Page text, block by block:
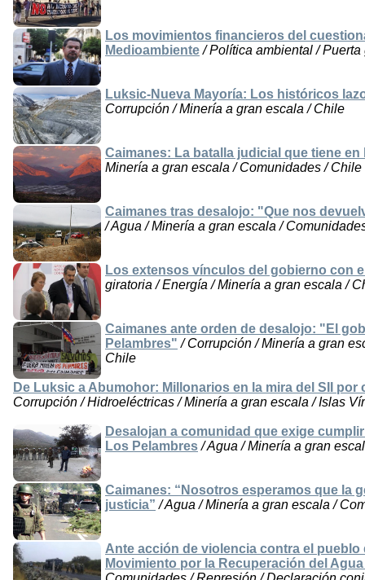
Los movimientos financieros del
Medioambiente/ Política ambiental /
Luksic-Nueva Mayoría: Los históricos
Corrupción / Minería a gran escala / Chile
Caimanes: La batalla judicial que tiene
Minería a gran escala / Comunidades / Chile
Caimanes tras desalojo: "Que nos
/ Agua / Minería a gran escala /
Los extensos vínculos del gobierno con
giratoria / Energía / Minería a gran escala /
Caimanes ante orden de desalojo: "El
Pelambres" / Corrupción / Minería a gran
Chile
De Luksic a Abumohor: Millonarios en la mira del SII por
Corrupción / Hidroeléctricas / Minería a gran escala / Islas
Desalojan a comunidad que exige
Los Pelambres/ Agua / Minería a gran
Caimanes: “Nosotros esperamos que la
justicia” / Agua / Minería a gran escala /
Ante acción de violencia contra el
Movimiento por la Recuperación del